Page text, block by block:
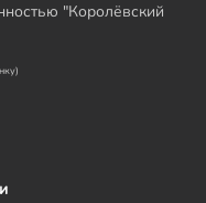
"Королёвский